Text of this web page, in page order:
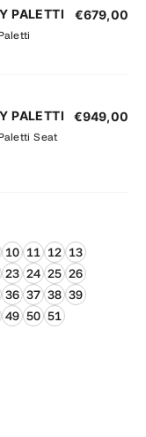
PALETTI €679,00
PALETTI
Seat
€949,00
10 11 12 13
23 24 25 26
36 37 38 39
49 50 51